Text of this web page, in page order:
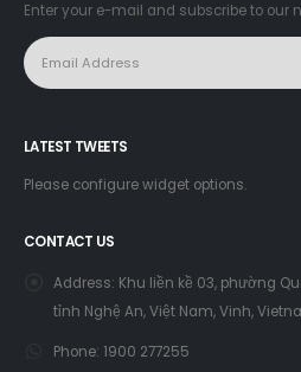
Enter your e-mail and subscribe to our
LATEST TWEETS
Please configure widget options.
CONTACT US
Address: Khu liền kề 03, phường
tỉnh Nghệ An, Việt Nam, Vinh,
Phone: 1900 277255